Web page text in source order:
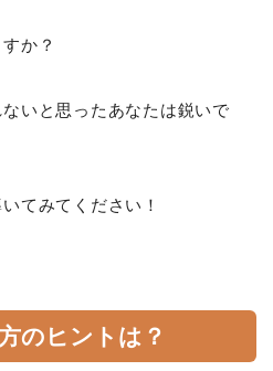
か？
いと思ったあなたは鋭いで
てみてください！
のヒントは？